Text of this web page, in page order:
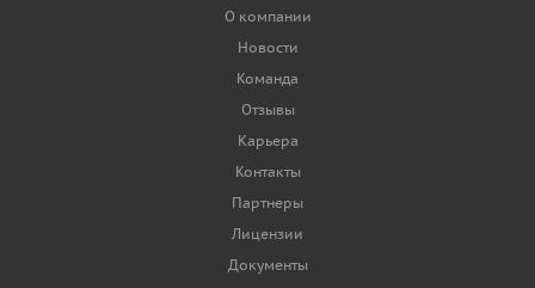
О компании
Новости
Команда
Отзывы
Карьера
Контакты
Партнеры
Лицензии
Документы